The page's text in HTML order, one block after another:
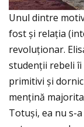
Unul dintre
fost și relaţia
revoluţionar.
studenţii rebeli
primitivi și
menţină
Totuși, ea nu s-